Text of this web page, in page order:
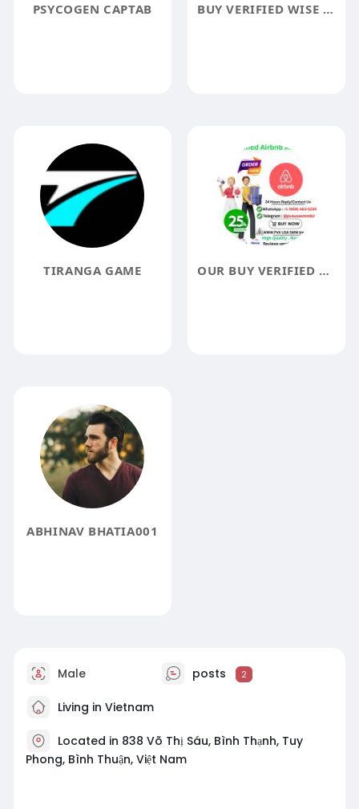
PSYCOGEN CAPTAB BUY VERIFIED WISE ACCOUNTS DELIVERY TIME WITHIN 24 HOURSS
TIRANGA GAME OUR BUY VERIFIED AIRBNB ACCOUNTS SERVICE KYC VERIFY BEST ACCOUNT 2023
ABHINAV BHATIA001
Male posts 2
Living in Vietnam
Located in 838 Võ Thị Sáu, Bình Thạnh, Tuy
Phong, Bình Thuận, Việt Nam